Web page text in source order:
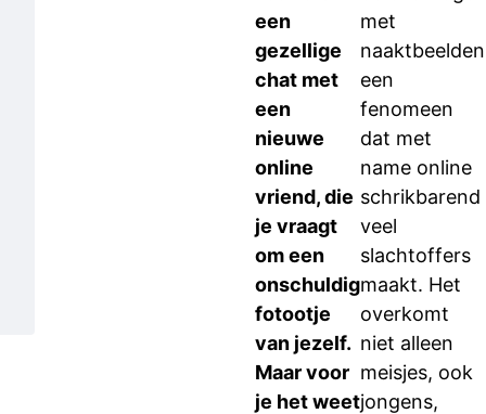
een
gezellige
chat met
een
nieuwe
online
vriend, die
je vraagt
om een
onschuldig
fotootje
van jezelf.
Maar voor
je het weet
met
een
fenomeen
dat met
name online
schrikbarend
veel
slachtoffers
maakt. Het
overkomt
niet alleen
meisjes, ook
jongens,